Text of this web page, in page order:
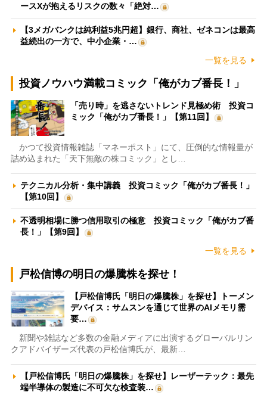
ースXが抱えるリスクの数々「絶対…
【3メガバンクは純利益5兆円超】銀行、商社、ゼネコンは最高
益続出の一方で、中小企業・…
一覧を見る
投資ノウハウ満載コミック「俺がカブ番長！」
「売り時」を逃さないトレンド見極め術 投資コ
ミック「俺がカブ番長！」【第11回】
かつて投資情報雑誌「マネーポスト」にて、圧倒的な情報量が
詰め込まれた「天下無敵の株コミック」とし…
テクニカル分析・集中講義 投資コミック「俺がカブ番長！」
【第10回】
不透明相場に勝つ信用取引の極意 投資コミック「俺がカブ番
長！」【第9回】
一覧を見る
戸松信博の明日の爆騰株を探せ！
【戸松信博氏「明日の爆騰株」を探せ】トーメン
デバイス：サムスンを通じて世界のAIメモリ需
要…
新聞や雑誌など多数の金融メディアに出演するグローバルリン
クアドバイザーズ代表の戸松信博氏が、最新…
【戸松信博氏「明日の爆騰株」を探せ】レーザーテック：最先
端半導体の製造に不可欠な検査装…